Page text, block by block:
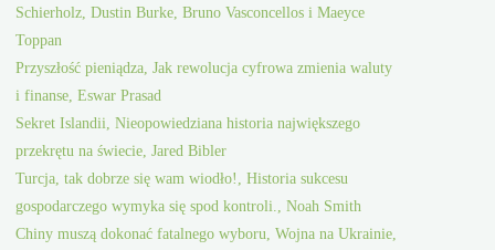
Schierholz, Dustin Burke, Bruno Vasconcellos i Maeyce
Toppan
Przyszłość pieniądza, Jak rewolucja cyfrowa zmienia waluty
i finanse, Eswar Prasad
Sekret Islandii, Nieopowiedziana historia największego
przekrętu na świecie, Jared Bibler
Turcja, tak dobrze się wam wiodło!, Historia sukcesu
gospodarczego wymyka się spod kontroli., Noah Smith
Chiny muszą dokonać fatalnego wyboru, Wojna na Ukrainie,